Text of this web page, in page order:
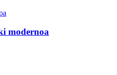
modernoa